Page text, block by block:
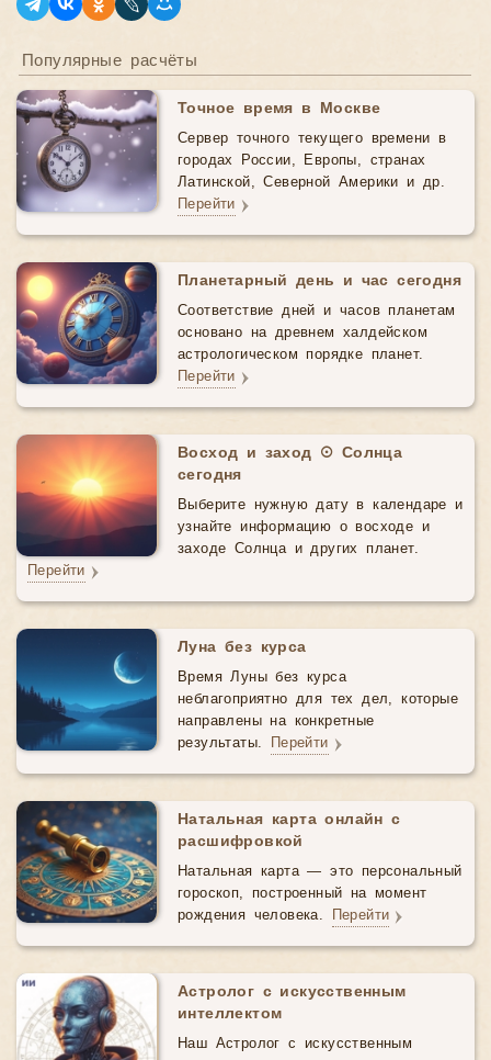
Популярные расчёты
Точное время в Москве
Сервер точного текущего времени в
городах России, Европы, странах
Латинской, Северной Америки и др.
Перейти
Планетарный день и час сегодня
Соответствие дней и часов планетам
основано на древнем халдейском
астрологическом порядке планет.
Перейти
Восход и заход ☉ Солнца
сегодня
Выберите нужную дату в календаре и
узнайте информацию о восходе и
заходе Солнца и других планет.
Перейти
Луна без курса
Время Луны без курса
неблагоприятно для тех дел, которые
направлены на конкретные
результаты. Перейти
Натальная карта онлайн с
расшифровкой
Натальная карта — это персональный
гороскоп, построенный на момент
рождения человека. Перейти
Астролог с искусственным
интеллектом
Наш Астролог с искусственным